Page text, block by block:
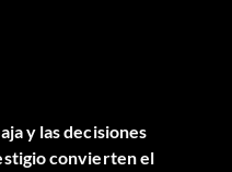
y las decisiones
convierten el